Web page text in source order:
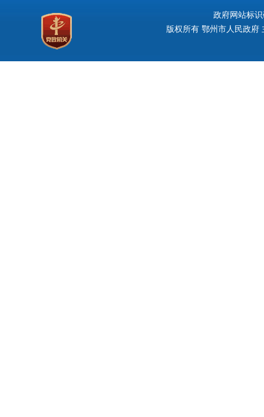
政府网站标
版权所有 鄂州市人民政府